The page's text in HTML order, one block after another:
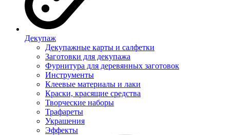
Декупаж
Декупажные карты и салфетки
Заготовки для декупажа
Фурнитура для деревянных заготовок
Инструменты
Клеевые материалы и лаки
Краски, красящие средства
Творческие наборы
Трафареты
Украшения
Эффекты